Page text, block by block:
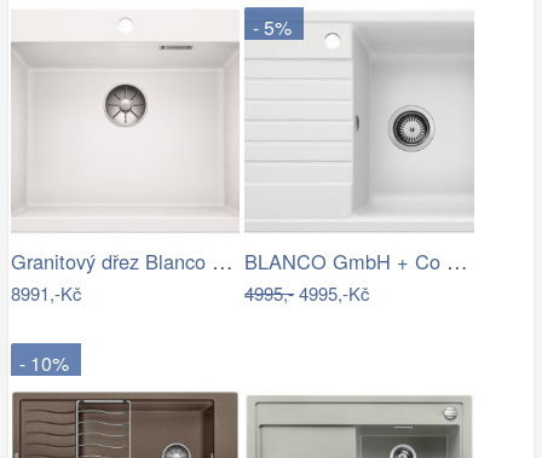
Granitový dřez Blanco PLEON 6 InFino…
8991,-Kč
- 5%
BLANCO GmbH + Co KG Granitový dřez…
4995,-4995,-Kč
- 10%